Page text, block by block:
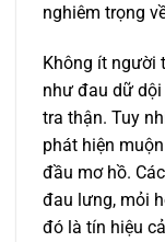
nghiêm trọng
Không ít người
như đau dữ
tra thận. Tuy
phát hiện
đầu mơ hồ.
đau lưng, mỏi
đó là tín hiệu